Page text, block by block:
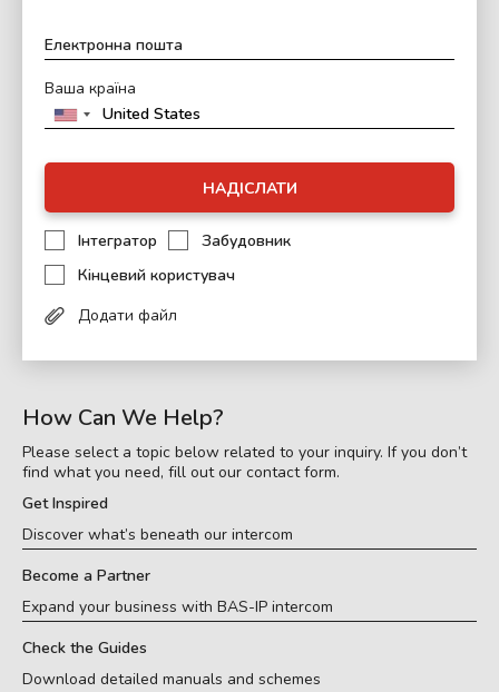
Ваша країна
НАДІСЛАТИ
Інтегратор
Забудовник
Кінцевий користувач
Додати файл
How Can We Help?
Please select a topic below related to your inquiry. If you don’t
find what you need, fill out our contact form.
Get Inspired
Discover what’s beneath our intercom
Become a Partner
Expand your business with BAS-IP intercom
Check the Guides
Download detailed manuals and schemes